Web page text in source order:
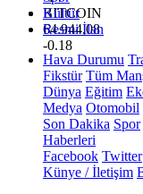
BITCOIN
64.944,08
-0.18
Kültür
Resmi İlan
Hava Durumu
Fikstür Tüm
Dünya Eğitim
Medya Otomobil
Son Dakika Spor
Haberleri
Facebook Twitter
Künye / İletişim